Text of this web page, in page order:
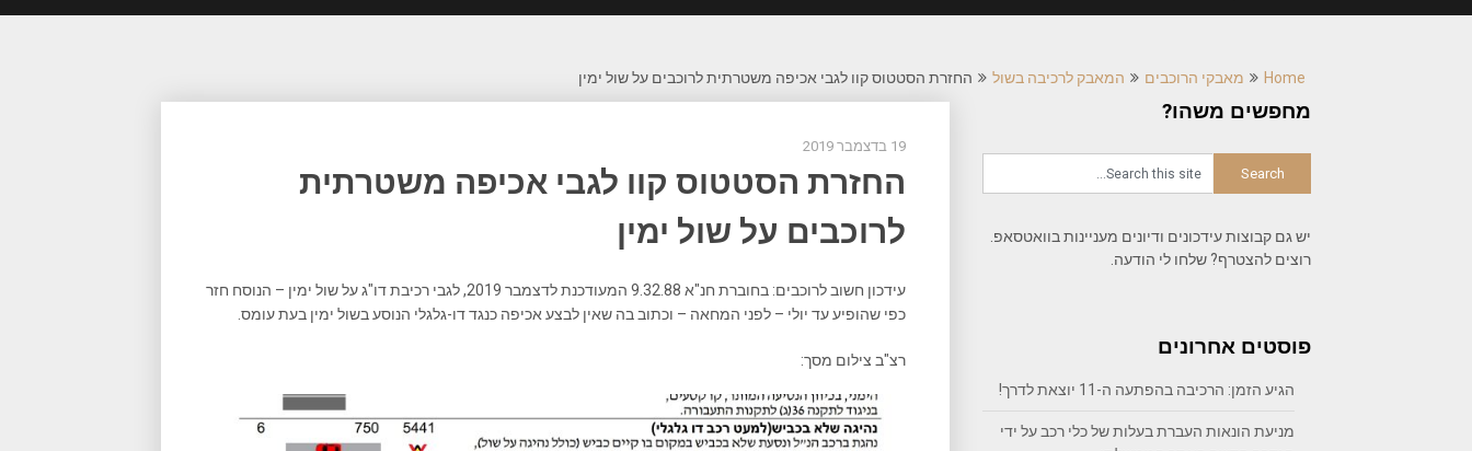
Home מאבקי הרוכבים המאבק לרכיבה בשול החזרת הסטטוס קוו לגבי אכיפה משטרתית לרוכבים על שול ימין
19 בדצמבר 2019
החזרת הסטטוס קוו לגבי אכיפה משטרתית
לרוכבים על שול ימין
עידכון חשוב לרוכבים: בחוברת חנ"א 9.32.88 המעודכנת לדצמבר 2019, לגבי רכיבת דו"ג על שול ימין – הנוסח חזר
כפי שהופיע עד יולי – לפני המחאה – וכתוב בה שאין לבצע אכיפה כנגד דו-גלגלי הנוסע בשול ימין בעת עומס.
רצ"ב צילום מסך:
מחפשים משהו?
יש גם קבוצות עידכונים ודיונים מעניינות בוואטסאפ.
רוצים להצטרף? שלחו לי הודעה.
פוסטים אחרונים
הגיע הזמן: הרכיבה בהפתעה ה-11 יוצאת לדרך!
מניעת הונאות העברת בעלות של כלי רכב על ידי